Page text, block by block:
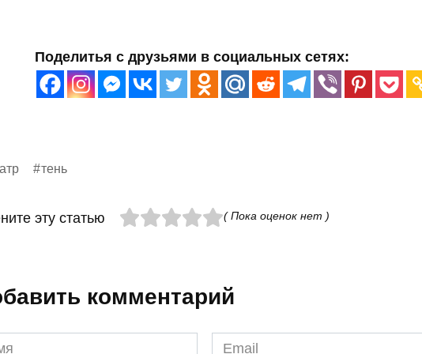
Поделитья с друзьями в социальных сетях:
тень
эту статью ( Пока оценок нет )
комментарий
Email